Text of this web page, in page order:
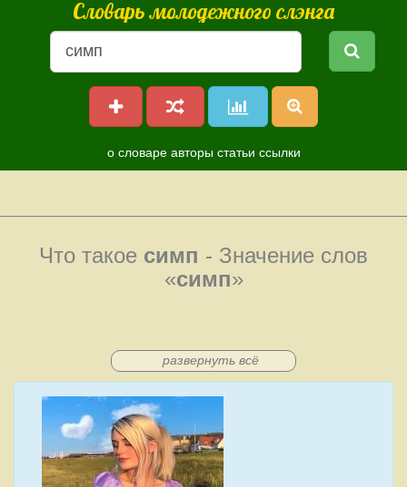
Словарь молодежного слэнга
о словаре авторы статьи ссылки
Что такое симп - Значение слов
«симп»
развернуть всё